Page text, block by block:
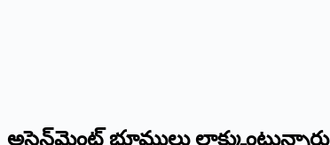
అసైన్‌మెంట్ భూములు లాక్కుంటున్నారు